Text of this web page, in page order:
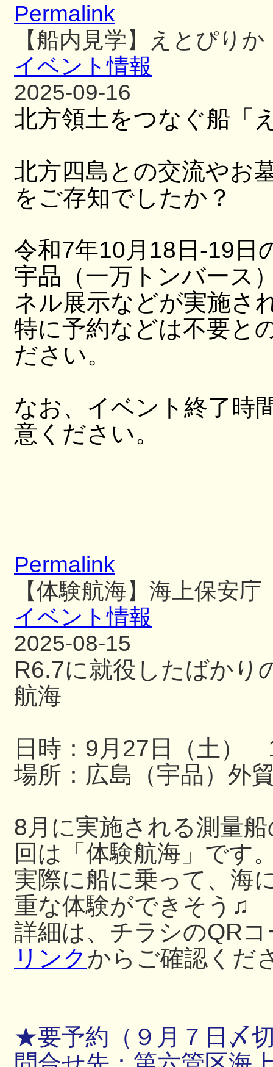
Permalink
【船内見学】えとぴりか
イベント情報
2025-09-16
北方領土をつなぐ船「
北方四島との交流やお
をご存知でしたか？
令和7年10月18日-19日
宇品（一万トンバース
ネル展示などが実施さ
特に予約などは不要と
ださい。
なお、イベント終了時
意ください。
Permalink
【体験航海】海上保安
イベント情報
2025-08-15
R6.7に就役したばかり
航海
日時：9月27日（土）
場所：広島（宇品）外
8月に実施される測量
回は「体験航海」です
実際に船に乗って、海
重な体験ができそう♫
詳細は、チラシのQR
リンクからご確認くだ
★要予約（９月７日〆